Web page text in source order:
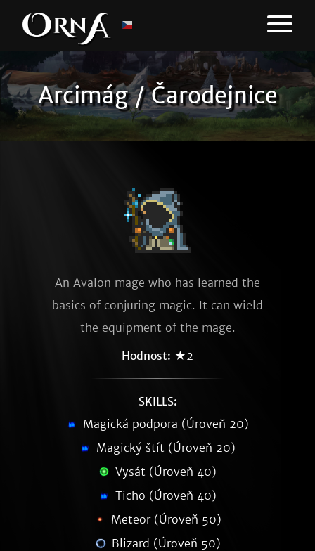
Arcimág / Čarodejnice
An Avalon mage who has learned the
basics of conjuring magic. It can wield
the equipment of the mage.
Hodnost: ★2
SKILLS:
Magická podpora (Úroveň 20)
Magický štít (Úroveň 20)
Vysát (Úroveň 40)
Ticho (Úroveň 40)
Meteor (Úroveň 50)
Blizard (Úroveň 50)